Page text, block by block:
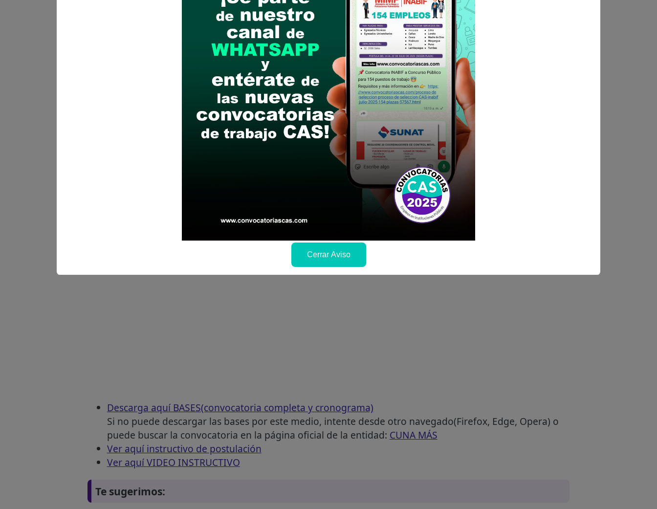
Hasta el 10 de julio de 2025: Registro de información de datos personales y hoja de vida:
Registro de la hoja de vida (CV sin documentar) del postulante en el portal institucional del Programa
CLIC AQUÍ
11 de julio de 2025 (hasta 17:00 horas): La postulación se deberá realizar previo al registro de su hoja
de vida sin documentar en la pestaña de procesos CAS, así completar los anexos digitalizados, el mismo
que mostrará al seleccionar el icono POSTULAR en el portal institucional del Programa Nacional Cuna
En el Link convocatorias CAS:POSTULA AQUÍ
Recomendaciones para postular
Descarga y revisa a detalle las bases del concurso público
Antes de postular, verifica si cumples con los requisitos para el puesto
Prepara tu documentación y presentalo en la fechas y por los medios que indica las bases
Revisar el cronograma para conocer cuando se publicará los resultados
Descarga aquí BASES(convocatoria completa y cronograma)
Si no puede descargar las bases por este medio, intente desde otro navegado(Firefox, Edge, Opera) o
puede buscar la convocatoria en la página oficial de la entidad: CUNA MÁS
Ver aquí instructivo de postulación
Ver aquí VIDEO INSTRUCTIVO
Te sugerimos:
Cerrar Aviso